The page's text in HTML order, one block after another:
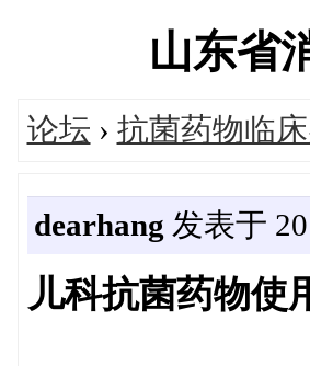
山东省
论坛 › 抗菌药物临
dearhang 发表于
儿科抗菌药物使